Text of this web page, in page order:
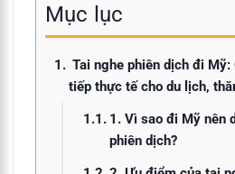
Mục lục
Tai nghe phiên dịch đi Mỹ:
tiếp thực tế cho du lịch,
1. Vì sao đi Mỹ nên
phiên dịch?